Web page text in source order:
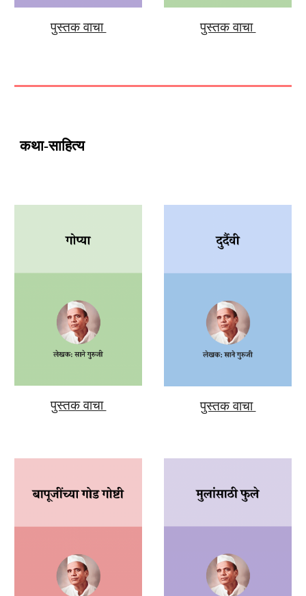
पुस्तक वाचा पुस्तक वाचा
कथा-साहित्य
पुस्तक वाचा पुस्तक वाचा